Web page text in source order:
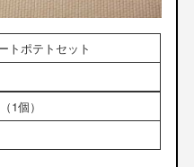
トポテトセット
1個）